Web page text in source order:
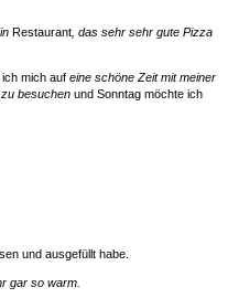
Restaurant , das sehr sehr gute Pizza
mich auf eine schöne Zeit mit meiner
besuchen und Sonntag möchte ich
und ausgefüllt habe.
gar so warm.